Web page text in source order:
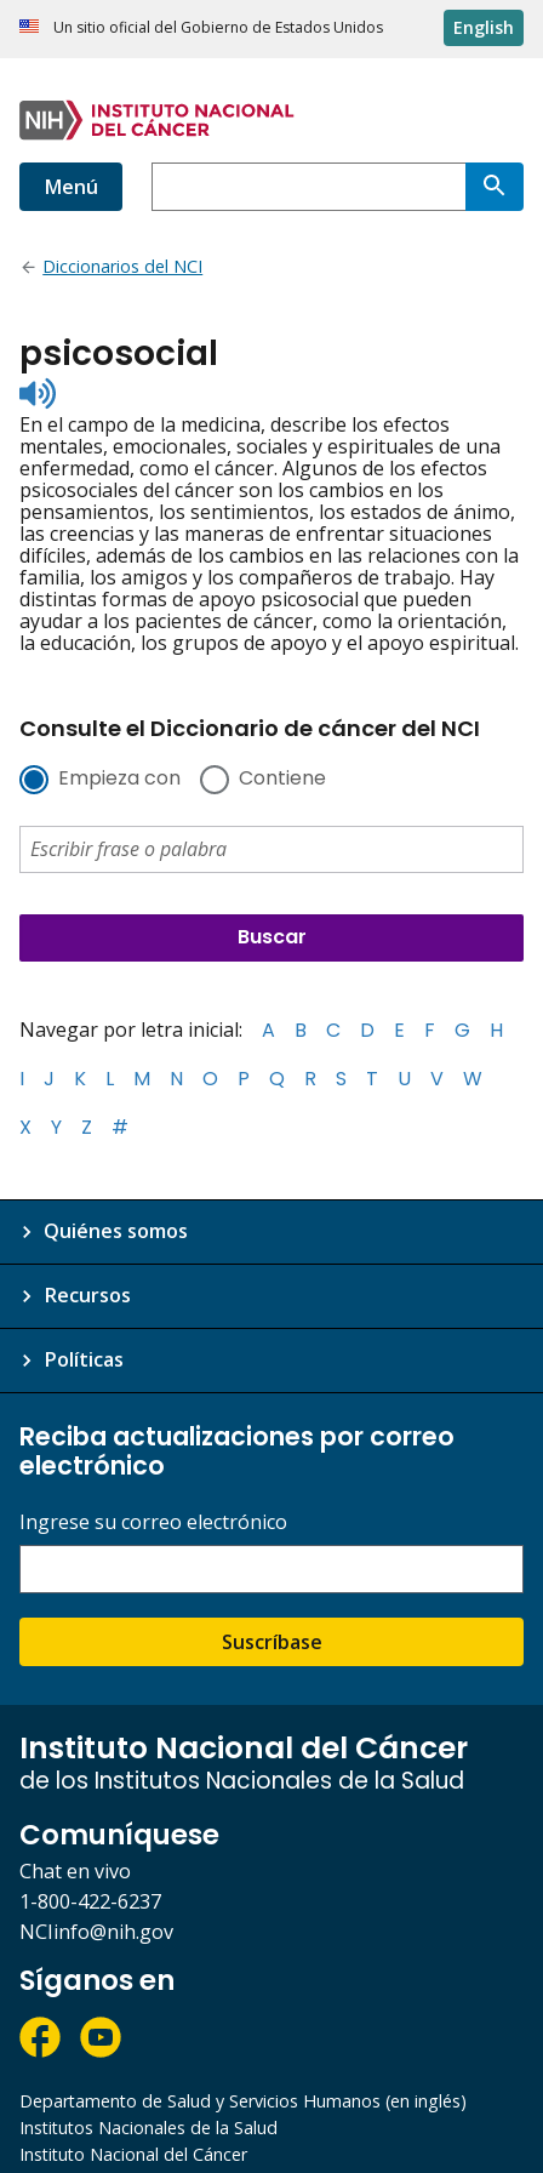
Un sitio oficial del Gobierno de Estados Unidos English
Menú
Diccionarios del NCI
psicosocial
Listen
to
pronunciation
En el campo de la medicina, describe los efectos
mentales, emocionales, sociales y espirituales de una
enfermedad, como el cáncer. Algunos de los efectos
psicosociales del cáncer son los cambios en los
pensamientos, los sentimientos, los estados de ánimo,
las creencias y las maneras de enfrentar situaciones
difíciles, además de los cambios en las relaciones con la
familia, los amigos y los compañeros de trabajo. Hay
distintas formas de apoyo psicosocial que pueden
ayudar a los pacientes de cáncer, como la orientación,
la educación, los grupos de apoyo y el apoyo espiritual.
Consulte el Diccionario de cáncer del NCI
Empieza con Contiene
Navegar por letra inicial: A B C D E F G
H
I
J K L M N O P Q R S T U V
W
X
Y Z #
Quiénes somos
Recursos
Políticas
Reciba actualizaciones por correo
electrónico
Ingrese su correo electrónico
Suscríbase
Instituto Nacional del Cáncer
de los Institutos Nacionales de la Salud
Comuníquese
Chat en vivo
1-800-422-6237
NCIinfo@nih.gov
Síganos en
Departamento de Salud y Servicios Humanos (en inglés)
Institutos Nacionales de la Salud
Instituto Nacional del Cáncer